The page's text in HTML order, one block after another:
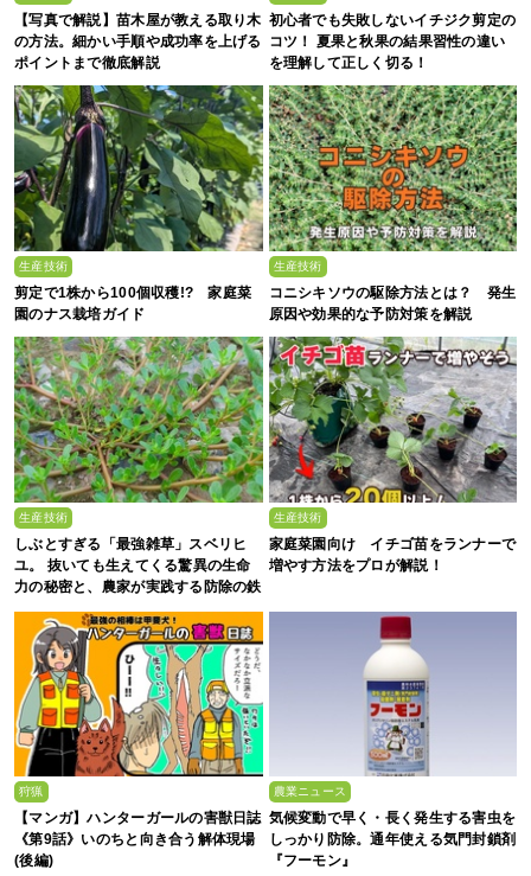
【写真で解説】苗木屋が教える取り木
の方法。細かい手順や成功率を上げる
ポイントまで徹底解説
初心者でも失敗しないイチジク剪定の
コツ！ 夏果と秋果の結果習性の違い
を理解して正しく切る！
生産技術
剪定で1株から100個収穫!? 家庭菜
園のナス栽培ガイド
生産技術
コニシキソウの駆除方法とは？ 発生
原因や効果的な予防対策を解説
生産技術
しぶとすぎる「最強雑草」スベリヒ
ユ。 抜いても生えてくる驚異の生命
力の秘密と、農家が実践する防除の鉄
生産技術
家庭菜園向け イチゴ苗をランナーで
増やす方法をプロが解説！
狩猟
【マンガ】ハンターガールの害獣日誌
《第9話》いのちと向き合う解体現場
(後編)
農業ニュース
気候変動で早く・長く発生する害虫を
しっかり防除。通年使える気門封鎖剤
『フーモン』